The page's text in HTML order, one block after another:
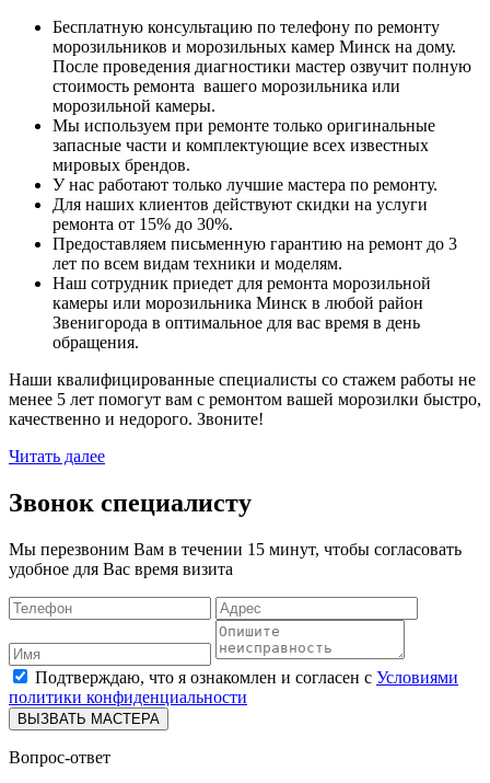
Бесплатную консультацию по телефону по ремонту
морозильников и морозильных камер Минск на дому.
После проведения диагностики мастер озвучит полную
стоимость ремонта вашего морозильника или
морозильной камеры.
Мы используем при ремонте только оригинальные
запасные части и комплектующие всех известных
мировых брендов.
У нас работают только лучшие мастера по ремонту.
Для наших клиентов действуют скидки на услуги
ремонта от 15% до 30%.
Предоставляем письменную гарантию на ремонт до 3
лет по всем видам техники и моделям.
Наш сотрудник приедет для ремонта морозильной
камеры или морозильника Минск в любой район
Звенигорода в оптимальное для вас время в день
обращения.
Наши квалифицированные специалисты со стажем работы не
менее 5 лет помогут вам с ремонтом вашей морозилки быстро,
качественно и недорого. Звоните!
Читать далее
Звонок специалисту
Мы перезвоним Вам в течении 15 минут, чтобы согласовать
удобное для Вас время визита
Подтверждаю, что я ознакомлен и согласен с Условиями
политики конфиденциальности
ВЫЗВАТЬ МАСТЕРА
Вопрос-ответ